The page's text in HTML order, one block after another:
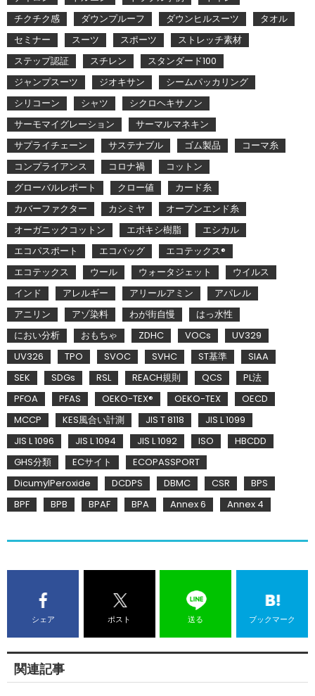
チクチク感
ダウンプルーフ ダウンヒルスーツ
タオル
セミナー
スーツ スポーツ
ストレッチ素材
ステップ認証
スチレン
スタンダード100
ジャンプスーツ
ジオキサン
シームパッカリング
シリコーン
シャツ
シクロヘキサノン
サーモマイグレーション
サーマルマネキン
サプライチェーン
サステナブル ゴム製品
コーマ糸
コンプライアンス
コロナ禍
コットン
グローバルレポート
クロー値
カード糸
カバーファクター
カシミヤ
オープンエンド糸
オーガニックコットン
エポキシ樹脂
エシカル
エコパスポート
エコバッグ
エコテックス®
エコテックス
ウール ウォータジェット
ウイルス
インド
アレルギー アリールアミン
アパレル
アニリン
アゾ染料 わが街自慢
はっ水性
におい分析
おもちゃ ZDHC VOCs
UV329
UV326
TPO SVOC SVHC ST基準
SIAA
SEK
SDGs RSL REACH規則 QCS
PL法
PFOA
PFAS OEKO-TEX® OEKO-TEX
OECD
MCCP
KES風合い計測 JIS T 8118
JIS L 1099
JIS L 1096
JIS L 1094 JIS L 1092 ISO
HBCDD
GHS分類
ECサイト
ECOPASSPORT
DicumylPeroxide
DCDPS DBMC CSR
BPS
BPF
BPB BPAF BPA Annex 6 Annex 4
シェア ポスト 送る ブックマーク
関連記事